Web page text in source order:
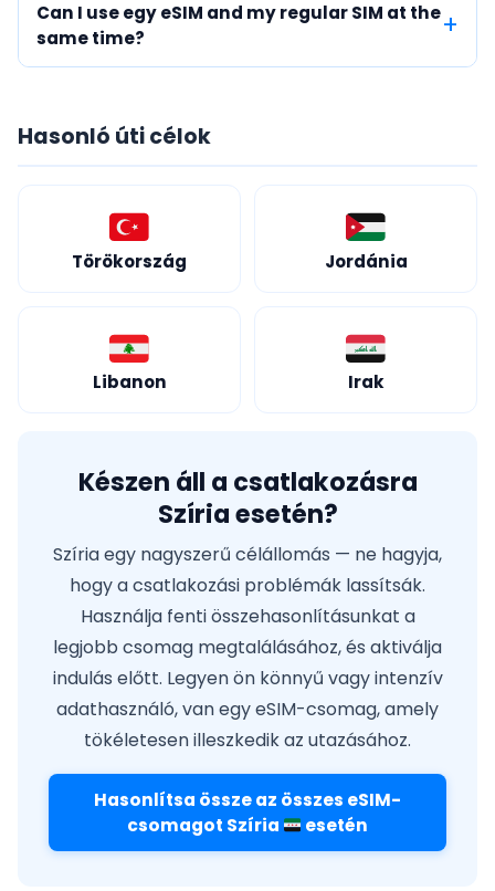
Can I use egy eSIM and my regular SIM at the
same time?
Hasonló úti célok
Törökország Jordánia
Libanon Irak
Készen áll a csatlakozásra
Szíria esetén?
Szíria egy nagyszerű célállomás — ne hagyja,
hogy a csatlakozási problémák lassítsák.
Használja fenti összehasonlításunkat a
legjobb csomag megtalálásához, és aktiválja
indulás előtt. Legyen ön könnyű vagy intenzív
adathasználó, van egy eSIM-csomag, amely
tökéletesen illeszkedik az utazásához.
Hasonlítsa össze az összes eSIM-
csomagot Szíria
esetén